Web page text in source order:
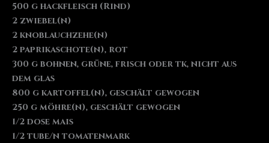
500 g hackfleisch (Rind)
2 zwiebel(n)
2 knoblauchzehe(n)
2 paprikaschote(n), rot
300 g bohnen, grüne, frisch oder tk, nicht aus
dem glas
800 g kartoffel(n), geschält gewogen
250 g möhre(n), geschält gewogen
1/2 dose mais
1/2 tube/n tomatenmark